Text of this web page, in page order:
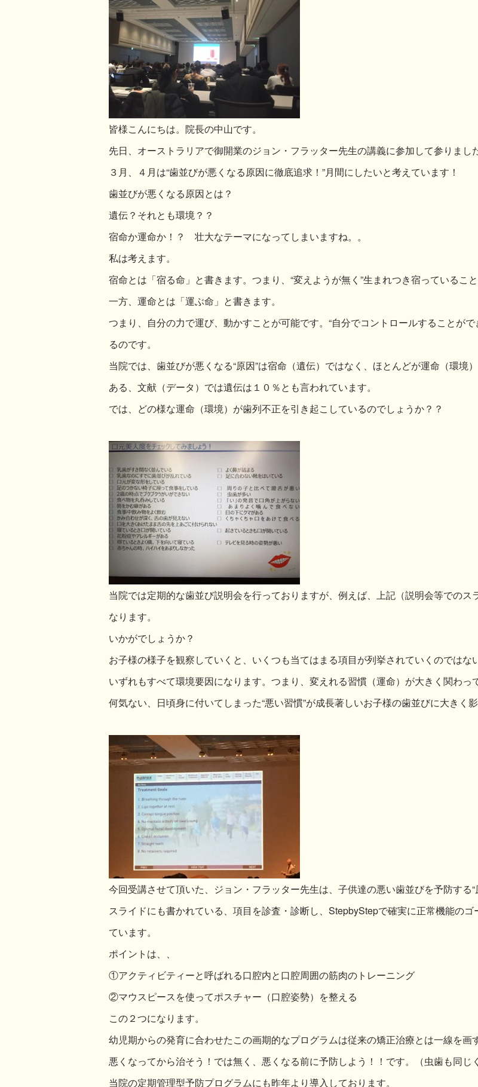
皆様こんにちは。院長の中山です。
先日、オーストラリアで御開業のジョン・フラッター先生の講義に参加して参りました
３月、４月は“歯並びが悪くなる原因に徹底追求！”月間にしたいと考えています！
歯並びが悪くなる原因とは？
遺伝？それとも環境？？
宿命か運命か！？ 壮大なテーマになってしまいますね。。
私は考えます。
宿命とは「宿る命」と書きます。つまり、“変えようが無く”生まれつき宿っているこ
一方、運命とは「運ぶ命」と書きます。
つまり、自分の力で運び、動かすことが可能です。“自分でコントロールすることが
るのです。
当院では、歯並びが悪くなる“原因”は宿命（遺伝）ではなく、ほとんどが運命（環境
ある、文献（データ）では遺伝は１０％とも言われています。
では、どの様な運命（環境）が歯列不正を引き起こしているのでしょうか？？
当院では定期的な歯並び説明会を行っておりますが、例えば、上記（説明会等での
なります。
いかがでしょうか？
お子様の様子を観察していくと、いくつも当てはまる項目が列挙されていくのではな
いずれもすべて環境要因になります。つまり、変えれる習慣（運命）が大きく関わっ
何気ない、日頃身に付いてしまった“悪い習慣”が成長著しいお子様の歯並びに大きく
今回受講させて頂いた、ジョン・フラッター先生は、子供達の悪い歯並びを予防する“
スライドにも書かれている、項目を診査・診断し、StepbyStepで確実に正常機能の
ています。
ポイントは、、
①アクティビティーと呼ばれる口腔内と口腔周囲の筋肉のトレーニング
②マウスピースを使ってポスチャー（口腔姿勢）を整える
この２つになります。
幼児期からの発育に合わせたこの画期的なプログラムは従来の矯正治療とは一線を画
悪くなってから治そう！では無く、悪くなる前に予防しよう！！です。（虫歯も同じ
当院の定期管理型予防プログラムにも昨年より導入しております。